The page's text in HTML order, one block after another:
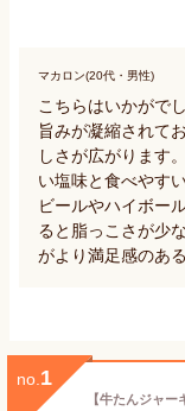
マカロン(20代・男性)
こちらはいかがで
旨みが凝縮されて
しさが広がります
い塩味と食べやす
ビールやハイボー
ると脂っこさが少
がより満足感のあ
no. 1